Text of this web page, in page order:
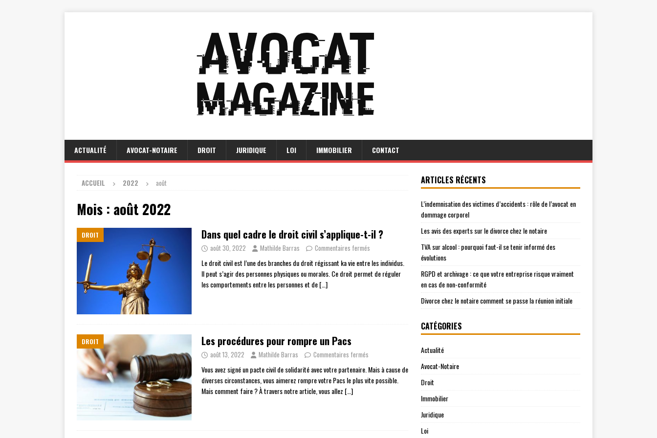
ACTUALITÉ AVOCAT-NOTAIRE DROIT JURIDIQUE LOI IMMOBILIER CONTACT
ACCUEIL 2022 août
Mois : août 2022
DROIT Dans quel cadre le droit civil s’applique-t-il ?
août 30, 2022 Mathilde Barras Commentaires fermés
Le droit civil est l’une des branches du droit régissant ka vie entre les individus.
Il peut s’agir des personnes physiques ou morales. Ce droit permet de réguler
les comportements entre les personnes et de[…]
DROIT Les procédures pour rompre un Pacs
août 13, 2022 Mathilde Barras Commentaires fermés
Vous avez signé un pacte civil de solidarité avec votre partenaire. Mais à cause de
diverses circonstances, vous aimerez rompre votre Pacs le plus vite possible.
Mais comment faire ? À travers notre article, vous allez […]
ARTICLES RÉCENTS
L’indemnisation des victimes d’accidents : rôle de l’avocat en
dommage corporel
Les avis des experts sur le divorce chez le notaire
TVA sur alcool : pourquoi faut-il se tenir informé des
évolutions
RGPD et archivage : ce que votre entreprise risque vraiment
en cas de non-conformité
Divorce chez le notaire comment se passe la réunion initiale
CATÉGORIES
Actualité
Avocat-Notaire
Droit
Immobilier
Juridique
Loi